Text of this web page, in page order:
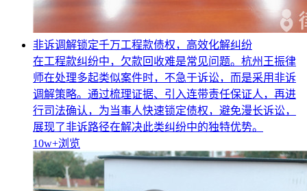
非诉调解锁定千万工程款债权，高效化解纠纷
在工程款纠纷中，欠款回收难是常见问题。杭州王振律
师在处理多起类似案件时，不急于诉讼，而是采用非诉
调解策略。通过梳理证据、引入连带责任保证人，再进
行司法确认，为当事人快速锁定债权，避免漫长诉讼，
展现了非诉路径在解决此类纠纷中的独特优势。
10w+浏览